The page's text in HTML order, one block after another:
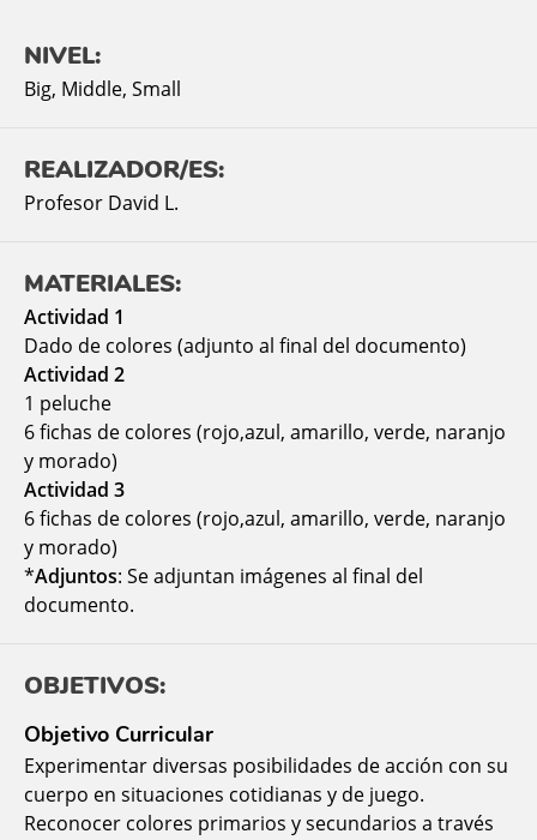
NIVEL:
Big, Middle, Small
REALIZADOR/ES:
Profesor David L.
MATERIALES:
Actividad 1
Dado de colores (adjunto al final del documento)
Actividad 2
1 peluche
6 fichas de colores (rojo,azul, amarillo, verde, naranjo
y morado)
Actividad 3
6 fichas de colores (rojo,azul, amarillo, verde, naranjo
y morado)
*Adjuntos: Se adjuntan imágenes al final del
documento.
OBJETIVOS:
Objetivo Curricular
Experimentar diversas posibilidades de acción con su
cuerpo en situaciones cotidianas y de juego.
Reconocer colores primarios y secundarios a través